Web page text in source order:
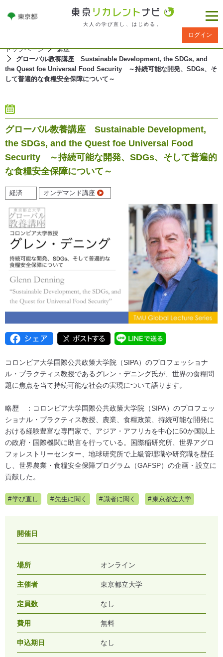
大人の学び直し、はじめる。
ログイン
トップページ
講座
グローバル教養講座 Sustainable Development, the SDGs, and
the Quest foe Universal Food Security ～持続可能な開発、SDGs、そ
して普遍的な食糧安全保障について～
グローバル教養講座 Sustainable Development,
the SDGs, and the Quest foe Universal Food
Security ～持続可能な開発、SDGs、そして普遍的
な食糧安全保障について～
経済 オンデマンド講座
コロンビア大学国際公共政策大学院（SIPA）のプロフェッショナ
ル・プラクティス教授であるグレン・デニング氏が、世界の食糧問
題に焦点を当て持続可能な社会の実現について語ります。
略歴 ：コロンビア大学国際公共政策大学院（SIPA）のプロフェッ
ショナル・プラクティス教授、農業、食糧政策、持続可能な開発に
おける経験豊富な専門家で、アジア・アフリカを中心に50か国以上
の政府・国際機関に助言を行っている。国際稲研究所、世界アグロ
フォレストリーセンター、地球研究所で上級管理職や研究職を歴任
し、世界農業・食糧安全保障プログラム（GAFSP）の企画・設立に
貢献した。
学び直し 先生に聞く 識者に聞く 東京都立大学
開催日
場所 オンライン
主催者 東京都立大学
定員数 なし
費用 無料
申込期日 なし